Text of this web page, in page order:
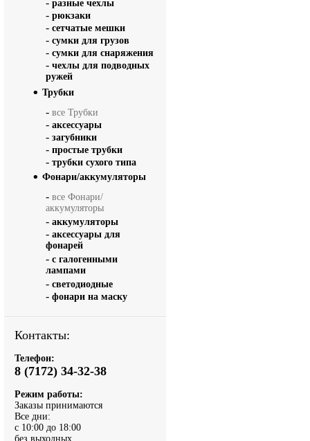
- разные чехлы
- рюкзаки
- сетчатые мешки
- сумки для грузов
- сумки для снаряжения
- чехлы для подводных
ружей
Трубки
- все Трубки
- аксессуары
- загубники
- простые трубки
- трубки сухого типа
Фонари/аккумуляторы
- все Фонари/
аккумуляторы
- аккумуляторы
- аксессуары для
фонарей
- с галогенными
лампами
- светодиодные
- фонари на маску
Контакты:
Телефон:
8 (7172) 34-32-38
Режим работы:
Заказы принимаются
Все дни:
с 10:00 до 18:00
без выходных